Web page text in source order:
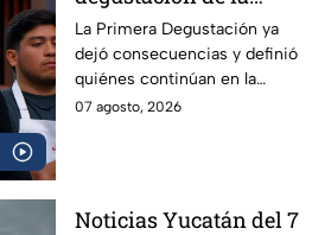
noche en MasterChef
24/7 le dio la Salvación
a Lancer
La Primera Degustación ya
dejó consecuencias y definió
quiénes continúan en la
competencia.
07 agosto, 2026
Noticias Yucatán del 7